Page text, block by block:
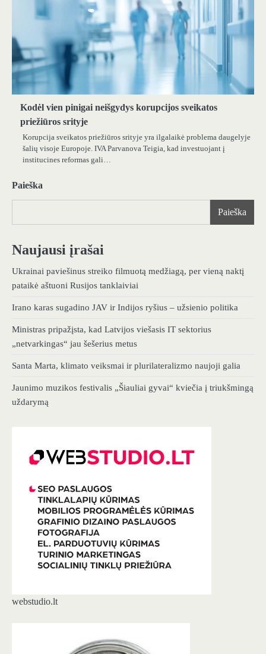
Kodėl vien pinigai neišgydys korupcijos sveikatos
priežiūros srityje
Korupcija sveikatos priežiūros srityje yra ilgalaikė problema daugelyje
šalių visoje Europoje. IVA Parvanova Teigia, kad investuojant į
institucines reformas gali…
Paieška
Paieška
Naujausi įrašai
Ukrainai paviešinus streiko filmuotą medžiagą, per vieną naktį
pataikė aštuoni Rusijos tanklaiviai
Irano karas sugadino JAV ir Indijos ryšius – užsienio politika
Ministras pripažįsta, kad Latvijos viešasis IT sektorius
„netvarkingas“ jau šešerius metus
Santa Marta, klimato veiksmai ir plurilateralizmo naujoji galia
Jaunimo muzikos festivalis „Šiauliai gyvai“ kviečia į triukšmingą
uždarymą
webstudio.lt